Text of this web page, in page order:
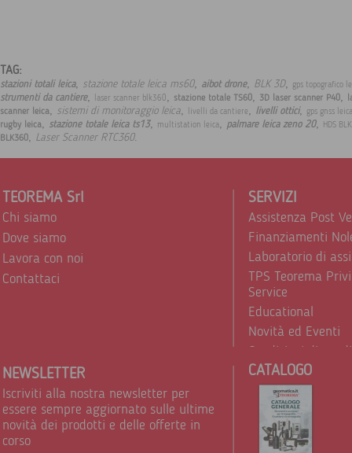
TAG:
stazioni totali leica, stazione totale leica ms60, aibot drone, BLK 3D, gps topografico
strumenti da cantiere, laser scanner blk360, stazione totale TS60, 3D laser scanner P40,
scanner leica, sistemi di monitoraggio leica, livelli da cantiere, livelli ottici, gps gnss
rugby leica, stazione totale leica ts13, multistation leica, palmare leica zeno 20, HDS
BLK360, Laser Scanner RTC360.
TEOREMA Srl
Chi siamo
Dove siamo
Lavora con noi
Contattaci
SERVIZI
Assistenza Post
Finanziamenti
Laboratorio di
TPS Teorema
Service
Educational
Novità ed Eventi
Condizioni di
Trattamento dei
NEWSLETTER
Iscriviti alla nostra newsletter per
essere sempre aggiornato sulle ultime
novità dei prodotti e delle offerte in
corso
CATALOGO